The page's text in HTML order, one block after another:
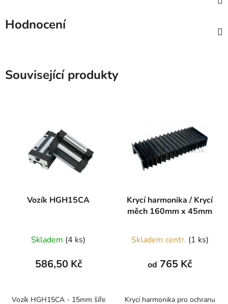
Hodnocení
Související produkty
Vozík HGH15CA
Skladem (4 ks)
586,50 Kč
Vozík HGH15CA - 15mm šíře
Krycí harmonika / Krycí
měch 160mm x 45mm
Skladem centr. (1 ks)
od 765 Kč
Krycí harmonika pro ochranu